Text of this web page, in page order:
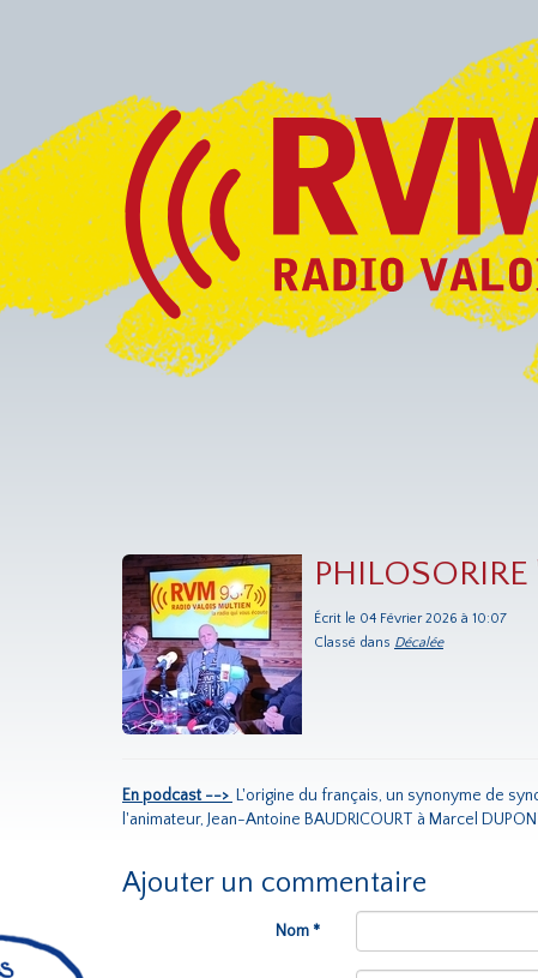
Écrit le 04 Février 2026 à 10:07
Classé dans Décalée
En podcast --> L'origine du français, un synonyme de
l'animateur, Jean-Antoine BAUDRICOURT à Marcel
Ajouter un commentaire
Nom *